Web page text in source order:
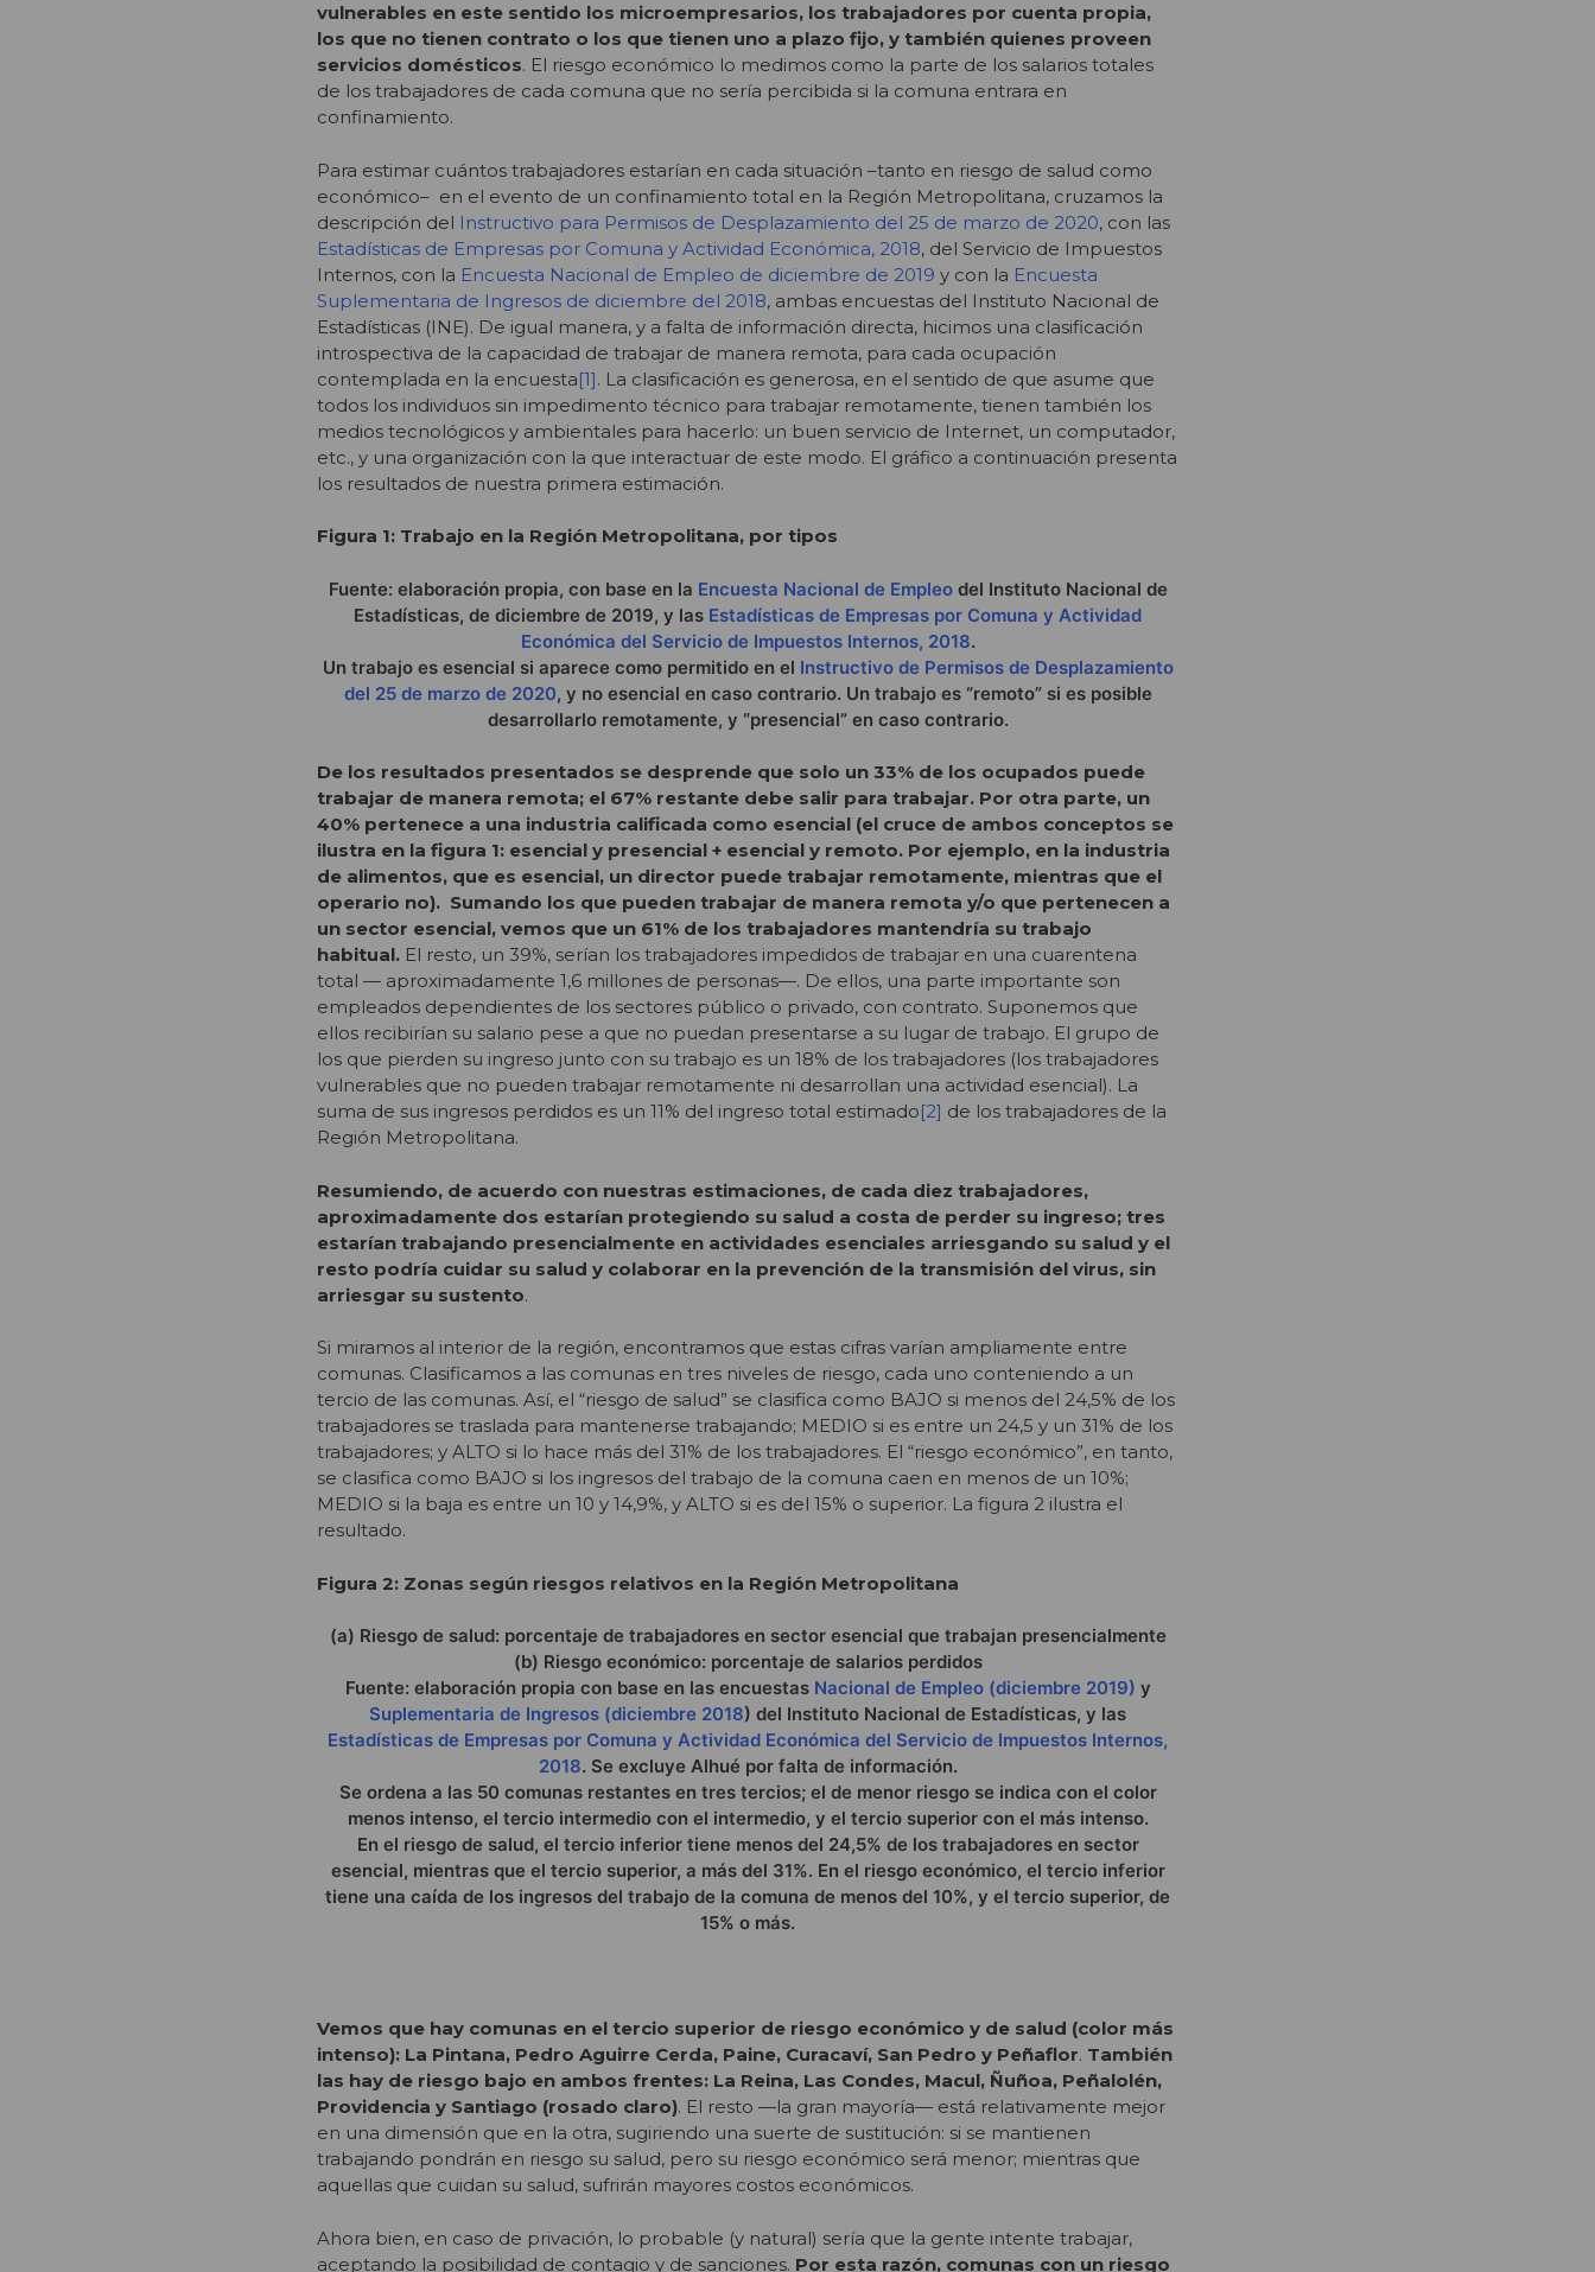
vulnerables en este sentido los microempresarios, los trabajadores por cuenta propia,
los que no tienen contrato o los que tienen uno a plazo fijo, y también quienes proveen
servicios domésticos. El riesgo económico lo medimos como la parte de los salarios totales
de los trabajadores de cada comuna que no sería percibida si la comuna entrara en
confinamiento.
Para estimar cuántos trabajadores estarían en cada situación –tanto en riesgo de salud como
económico– en el evento de un confinamiento total en la Región Metropolitana, cruzamos la
descripción del Instructivo para Permisos de Desplazamiento del 25 de marzo de 2020, con las
Estadísticas de Empresas por Comuna y Actividad Económica, 2018, del Servicio de Impuestos
Internos, con la Encuesta Nacional de Empleo de diciembre de 2019 y con la Encuesta
Suplementaria de Ingresos de diciembre del 2018, ambas encuestas del Instituto Nacional de
Estadísticas (INE). De igual manera, y a falta de información directa, hicimos una clasificación
introspectiva de la capacidad de trabajar de manera remota, para cada ocupación
contemplada en la encuesta[1]. La clasificación es generosa, en el sentido de que asume que
todos los individuos sin impedimento técnico para trabajar remotamente, tienen también los
medios tecnológicos y ambientales para hacerlo: un buen servicio de Internet, un computador,
etc., y una organización con la que interactuar de este modo. El gráfico a continuación presenta
los resultados de nuestra primera estimación.
Figura 1: Trabajo en la Región Metropolitana, por tipos
Fuente: elaboración propia, con base en la Encuesta Nacional de Empleodel Instituto Nacional de
Estadísticas, de diciembre de 2019, y las Estadísticas de Empresas por Comuna y Actividad
Económica del Servicio de Impuestos Internos, 2018.
Un trabajo es esencial si aparece como permitido en el Instructivo de Permisos de Desplazamiento
del 25 de marzo de 2020, y no esencial en caso contrario. Un trabajo es “remoto” si es posible
desarrollarlo remotamente, y “presencial” en caso contrario.
De los resultados presentados se desprende que solo un 33% de los ocupados puede
trabajar de manera remota; el 67% restante debe salir para trabajar. Por otra parte, un
40% pertenece a una industria calificada como esencial (el cruce de ambos conceptos se
ilustra en la figura 1: esencial y presencial + esencial y remoto. Por ejemplo, en la industria
de alimentos, que es esencial, un director puede trabajar remotamente, mientras que el
operario no). Sumando los que pueden trabajar de manera remota y/o que pertenecen a
un sector esencial, vemos que un 61% de los trabajadores mantendría su trabajo
habitual. El resto, un 39%, serían los trabajadores impedidos de trabajar en una cuarentena
total — aproximadamente 1,6 millones de personas—. De ellos, una parte importante son
empleados dependientes de los sectores público o privado, con contrato. Suponemos que
ellos recibirían su salario pese a que no puedan presentarse a su lugar de trabajo. El grupo de
los que pierden su ingreso junto con su trabajo es un 18% de los trabajadores (los trabajadores
vulnerables que no pueden trabajar remotamente ni desarrollan una actividad esencial). La
suma de sus ingresos perdidos es un 11% del ingreso total estimado[2] de los trabajadores de la
Región Metropolitana.
Resumiendo, de acuerdo con nuestras estimaciones, de cada diez trabajadores,
aproximadamente dos estarían protegiendo su salud a costa de perder su ingreso; tres
estarían trabajando presencialmente en actividades esenciales arriesgando su salud y el
resto podría cuidar su salud y colaborar en la prevención de la transmisión del virus, sin
arriesgar su sustento.
Si miramos al interior de la región, encontramos que estas cifras varían ampliamente entre
comunas. Clasificamos a las comunas en tres niveles de riesgo, cada uno conteniendo a un
tercio de las comunas. Así, el “riesgo de salud” se clasifica como BAJO si menos del 24,5% de los
trabajadores se traslada para mantenerse trabajando; MEDIO si es entre un 24,5 y un 31% de los
trabajadores; y ALTO si lo hace más del 31% de los trabajadores. El “riesgo económico”, en tanto,
se clasifica como BAJO si los ingresos del trabajo de la comuna caen en menos de un 10%;
MEDIO si la baja es entre un 10 y 14,9%, y ALTO si es del 15% o superior. La figura 2 ilustra el
resultado.
Figura 2: Zonas según riesgos relativos en la Región Metropolitana
(a) Riesgo de salud: porcentaje de trabajadores en sector esencial que trabajan presencialmente
(b) Riesgo económico: porcentaje de salarios perdidos
Fuente: elaboración propia con base en las encuestas Nacional de Empleo (diciembre 2019) y
Suplementaria de Ingresos (diciembre 2018) del Instituto Nacional de Estadísticas, y las
Estadísticas de Empresas por Comuna y Actividad Económica del Servicio de Impuestos Internos,
2018. Se excluye Alhué por falta de información.
Se ordena a las 50 comunas restantes en tres tercios; el de menor riesgo se indica con el color
menos intenso, el tercio intermedio con el intermedio, y el tercio superior con el más intenso.
En el riesgo de salud, el tercio inferior tiene menos del 24,5% de los trabajadores en sector
esencial, mientras que el tercio superior, a más del 31%. En el riesgo económico, el tercio inferior
tiene una caída de los ingresos del trabajo de la comuna de menos del 10%, y el tercio superior, de
15% o más.
Vemos que hay comunas en el tercio superior de riesgo económico y de salud (color más
intenso): La Pintana, Pedro Aguirre Cerda, Paine, Curacaví, San Pedro y Peñaflor. También
las hay de riesgo bajo en ambos frentes: La Reina, Las Condes, Macul, Ñuñoa, Peñalolén,
Providencia y Santiago (rosado claro). El resto —la gran mayoría— está relativamente mejor
en una dimensión que en la otra, sugiriendo una suerte de sustitución: si se mantienen
trabajando pondrán en riesgo su salud, pero su riesgo económico será menor; mientras que
aquellas que cuidan su salud, sufrirán mayores costos económicos.
Ahora bien, en caso de privación, lo probable (y natural) sería que la gente intente trabajar,
aceptando la posibilidad de contagio y de sanciones. Por esta razón, comunas con un riesgo